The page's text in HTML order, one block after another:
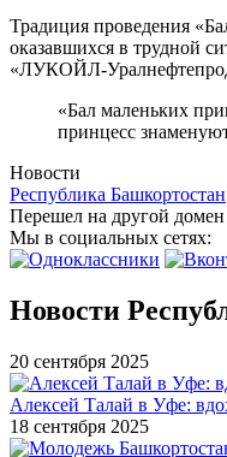
Традиция проведения
оказавшихся в трудной
«ЛУКОЙЛ-
«Бал маленьких
принцесс
Новости
Республика Башкортостан
Перешел на другой домен
Мы в социальных сетях:
Новости
20 сентября 2025
Алексей Талай в Уфе:
18 сентября 2025